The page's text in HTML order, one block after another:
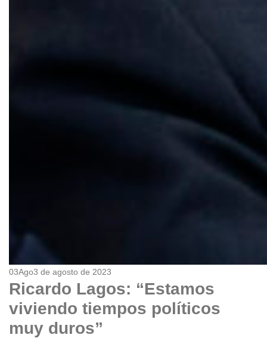
03Ago3 de agosto de 2023
Ricardo Lagos: “Estamos
viviendo tiempos políticos
muy duros”